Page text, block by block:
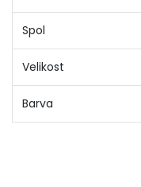
Spol
Velikost
Barva